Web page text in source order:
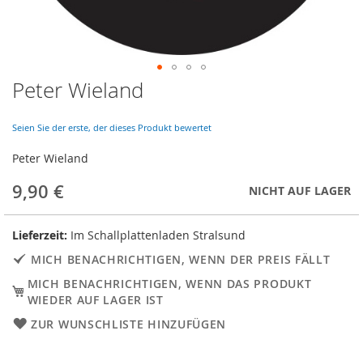
Skip
to
beginning
of
the
images
gallery
Peter Wieland
Seien Sie der erste, der dieses Produkt bewertet
Peter Wieland
9,90 € NICHT AUF LAGER
Lieferzeit: Im Schallplattenladen Stralsund
MICH BENACHRICHTIGEN, WENN DER PREIS FÄLLT
MICH BENACHRICHTIGEN, WENN DAS PRODUKT
WIEDER AUF LAGER IST
ZUR WUNSCHLISTE HINZUFÜGEN